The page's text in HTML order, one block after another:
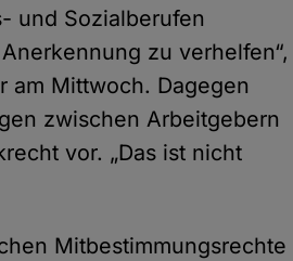
und Sozialberufen
zu verhelfen“,
am Mittwoch. Dagegen
zwischen Arbeitgebern
vor. „Das ist nicht
Mitbestimmungsrechte